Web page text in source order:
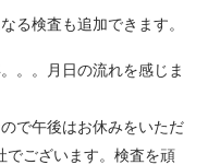
る検査も追加できます。
。。月日の流れを感じま
で午後はお休みをいただ
でございます。検査を頑